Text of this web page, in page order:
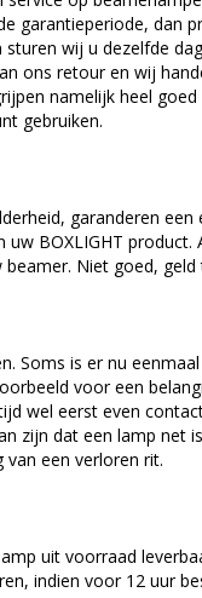
garantieperiode, dan
wij u dezelfde
ons retour en wij
namelijk heel
gebruiken.
garanderen een
BOXLIGHT product.
Niet goed, geld
Soms is er nu
voor een
wel eerst even
zijn dat een lamp net is
een verloren rit.
uit voorraad
indien voor 12 uur